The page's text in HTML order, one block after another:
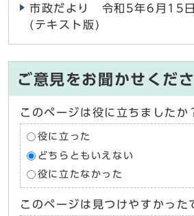
市政だより 令和5年6月15
(テキスト版)
ご意見をお聞かせくだ
このページは役に立ちましたか
役に立った
どちらともいえない
役に立たなかった
このページは見つけやすかった